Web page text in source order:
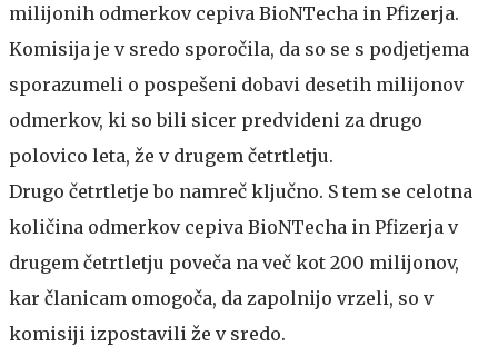
milijonih odmerkov cepiva BioNTecha in Pfizerja.
Komisija je v sredo sporočila, da so se s podjetjema
sporazumeli o pospešeni dobavi desetih milijonov
odmerkov, ki so bili sicer predvideni za drugo
polovico leta, že v drugem četrtletju.
Drugo četrtletje bo namreč ključno. S tem se celotna
količina odmerkov cepiva BioNTecha in Pfizerja v
drugem četrtletju poveča na več kot 200 milijonov,
kar članicam omogoča, da zapolnijo vrzeli, so v
komisiji izpostavili že v sredo.